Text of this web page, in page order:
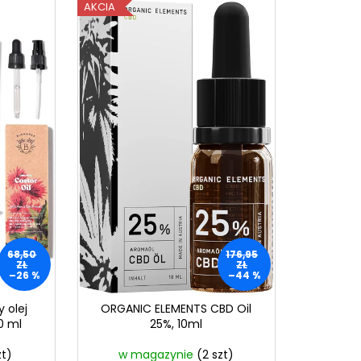
68,50
ZŁ
–26 %
olej
ml
AKCIA
176,95
ZŁ
–44 %
ORGANIC ELEMENTS CBD Oil
25%, 10ml
w magazynie (2 szt)